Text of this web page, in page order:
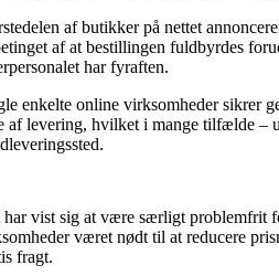
af butikker på nettet
af at bestillingen fuldbyrdes
har fyraften.
enkelte online virksomheder sikrer
af levering, hvilket i mange tilfælde –
har vist sig at være særligt problemfrit
været nødt til at reducere
fragt.